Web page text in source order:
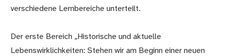
verschiedene Lernbereiche unterteilt.
Der erste Bereich „Historische und aktuelle
Lebenswirklichkeiten: Stehen wir am Beginn einer neuen